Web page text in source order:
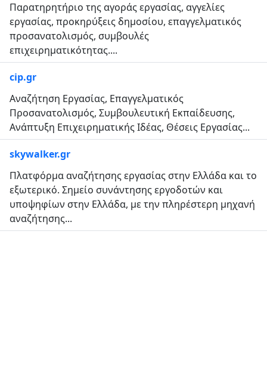
Παρατηρητήριο της αγοράς εργασίας, αγγελίες
εργασίας, προκηρύξεις δημοσίου, επαγγελματικός
προσανατολισμός, συμβουλές
επιχειρηματικότητας....
cip.gr
Αναζήτηση Εργασίας, Επαγγελματικός
Προσανατολισμός, Συμβουλευτική Εκπαίδευσης,
Ανάπτυξη Επιχειρηματικής Ιδέας, Θέσεις Εργασίας...
skywalker.gr
Πλατφόρμα αναζήτησης εργασίας στην Ελλάδα και το
εξωτερικό. Σημείο συνάντησης εργοδοτών και
υποψηφίων στην Ελλάδα, με την πληρέστερη μηχανή
αναζήτησης...